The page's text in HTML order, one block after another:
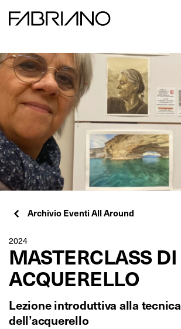
Archivio Eventi All Around
2024
MASTERCLASS DI
ACQUERELLO
Lezione introduttiva alla tecnica
dell’acquerello